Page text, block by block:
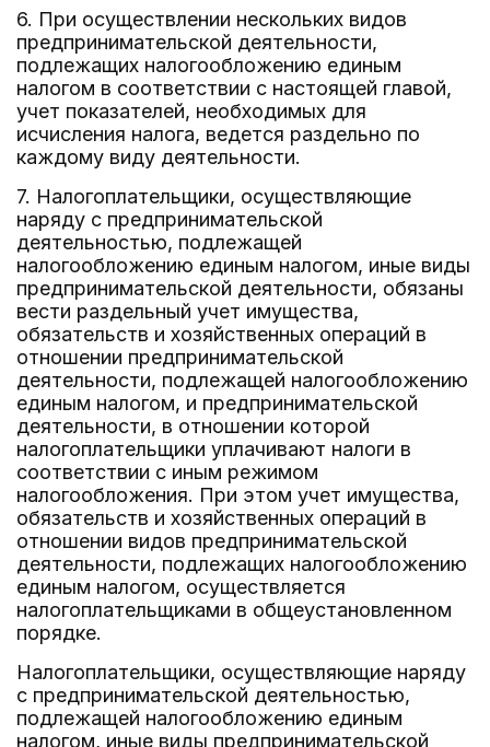
6. При осуществлении нескольких видов
предпринимательской деятельности,
подлежащих налогообложению единым
налогом в соответствии с настоящей главой,
учет показателей, необходимых для
исчисления налога, ведется раздельно по
каждому виду деятельности.
7. Налогоплательщики, осуществляющие
наряду с предпринимательской
деятельностью, подлежащей
налогообложению единым налогом, иные виды
предпринимательской деятельности, обязаны
вести раздельный учет имущества,
обязательств и хозяйственных операций в
отношении предпринимательской
деятельности, подлежащей налогообложению
единым налогом, и предпринимательской
деятельности, в отношении которой
налогоплательщики уплачивают налоги в
соответствии с иным режимом
налогообложения. При этом учет имущества,
обязательств и хозяйственных операций в
отношении видов предпринимательской
деятельности, подлежащих налогообложению
единым налогом, осуществляется
налогоплательщиками в общеустановленном
порядке.
Налогоплательщики, осуществляющие наряду
с предпринимательской деятельностью,
подлежащей налогообложению единым
налогом, иные виды предпринимательской